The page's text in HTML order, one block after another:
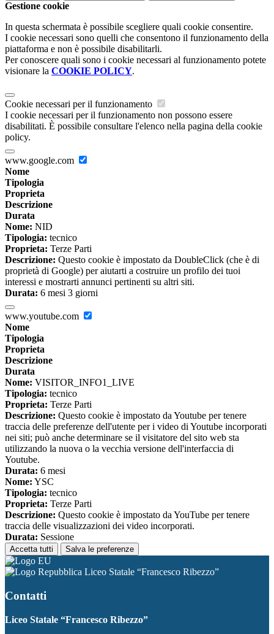
Gestione cookie
In questa schermata è possibile scegliere quali cookie consentire.
I cookie necessari sono quelli che consentono il funzionamento della
piattaforma e non è possibile disabilitarli.
Per conoscere quali sono i cookie necessari al funzionamento potete
visionare la COOKIE POLICY.
Cookie necessari per il funzionamento
I cookie necessari per il funzionamento non possono essere
disabilitati. È possibile consultare l'elenco nella pagina della cookie
policy.
www.google.com
Nome
Tipologia
Proprieta
Descrizione
Durata
Nome: NID
Tipologia: tecnico
Proprieta: Terze Parti
Descrizione: Questo cookie è impostato da DoubleClick (che è di
proprietà di Google) per aiutarti a costruire un profilo dei tuoi
interessi e mostrarti annunci pertinenti su altri siti.
Durata: 6 mesi 3 giorni
www.youtube.com
Nome
Tipologia
Proprieta
Descrizione
Durata
Nome: VISITOR_INFO1_LIVE
Tipologia: tecnico
Proprieta: Terze Parti
Descrizione: Questo cookie è impostato da Youtube per tenere
traccia delle preferenze dell'utente per i video di Youtube incorporati
nei siti; può anche determinare se il visitatore del sito web sta
utilizzando la nuova o la vecchia versione dell'interfaccia di
Youtube.
Durata: 6 mesi
Nome: YSC
Tipologia: tecnico
Proprieta: Terze Parti
Descrizione: Questo cookie è impostato da YouTube per tenere
traccia delle visualizzazioni dei video incorporati.
Durata: Sessione
Accetta tutti Salva le preferenze
Liceo Statale “Francesco Ribezzo”
Contatti
Liceo Statale “Francesco Ribezzo”